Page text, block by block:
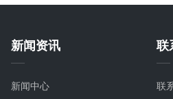
新闻资讯
新闻中心
联
联